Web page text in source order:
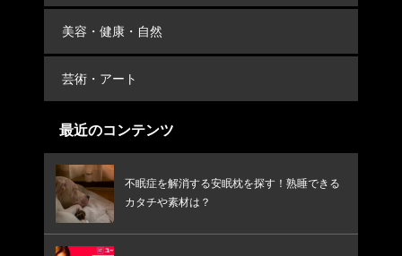
美容・健康・自然
芸術・アート
最近のコンテンツ
不眠症を解消する安眠枕を探す！熟睡できる
カタチや素材は？